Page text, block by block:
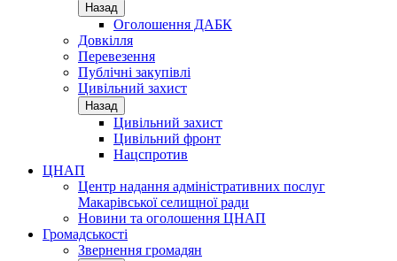
Назад
Оголошення ДАБК
Довкілля
Перевезення
Публічні закупівлі
Цивільний захист
Назад
Цивільний захист
Цивільний фронт
Нацспротив
ЦНАП
Центр надання адміністративних послуг
Макарівської селищної ради
Новини та оголошення ЦНАП
Громадськості
Звернення громадян